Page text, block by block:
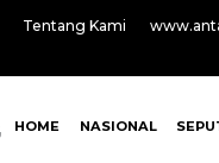
Tentang Kami
HOME NASIONAL